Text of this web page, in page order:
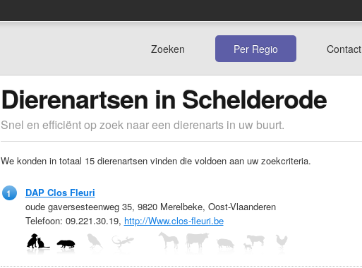
Zoeken Per Regio Contact
Dierenartsen in Schelderode
Snel en efficiënt op zoek naar een dierenarts in uw buurt.
We konden in totaal 15 dierenartsen vinden die voldoen aan uw zoekcriteria.
1 DAP Clos Fleuri
oude gaversesteenweg 35, 9820 Merelbeke, Oost-Vlaanderen
Telefoon: 09.221.30.19, http://Www.clos-fleuri.be